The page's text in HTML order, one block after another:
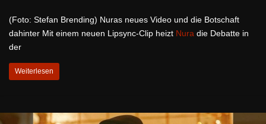
(Foto: Stefan Brending) Nuras neues Video und die Botschaft
dahinter Mit einem neuen Lipsync-Clip heizt Nura die Debatte in
der
Weiterlesen